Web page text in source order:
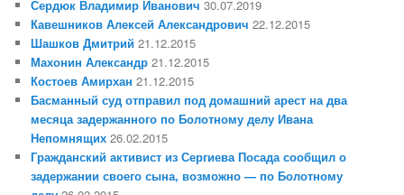
Сердюк Владимир Иванович 30.07.2019
Кавешников Алексей Александрович 22.12.2015
Шашков Дмитрий 21.12.2015
Махонин Александр 21.12.2015
Костоев Амирхан 21.12.2015
Басманный суд отправил под домашний арест на два
месяца задержанного по Болотному делу Ивана
Непомнящих 26.02.2015
Гражданский активист из Сергиева Посада сообщил о
задержании своего сына, возможно — по Болотному